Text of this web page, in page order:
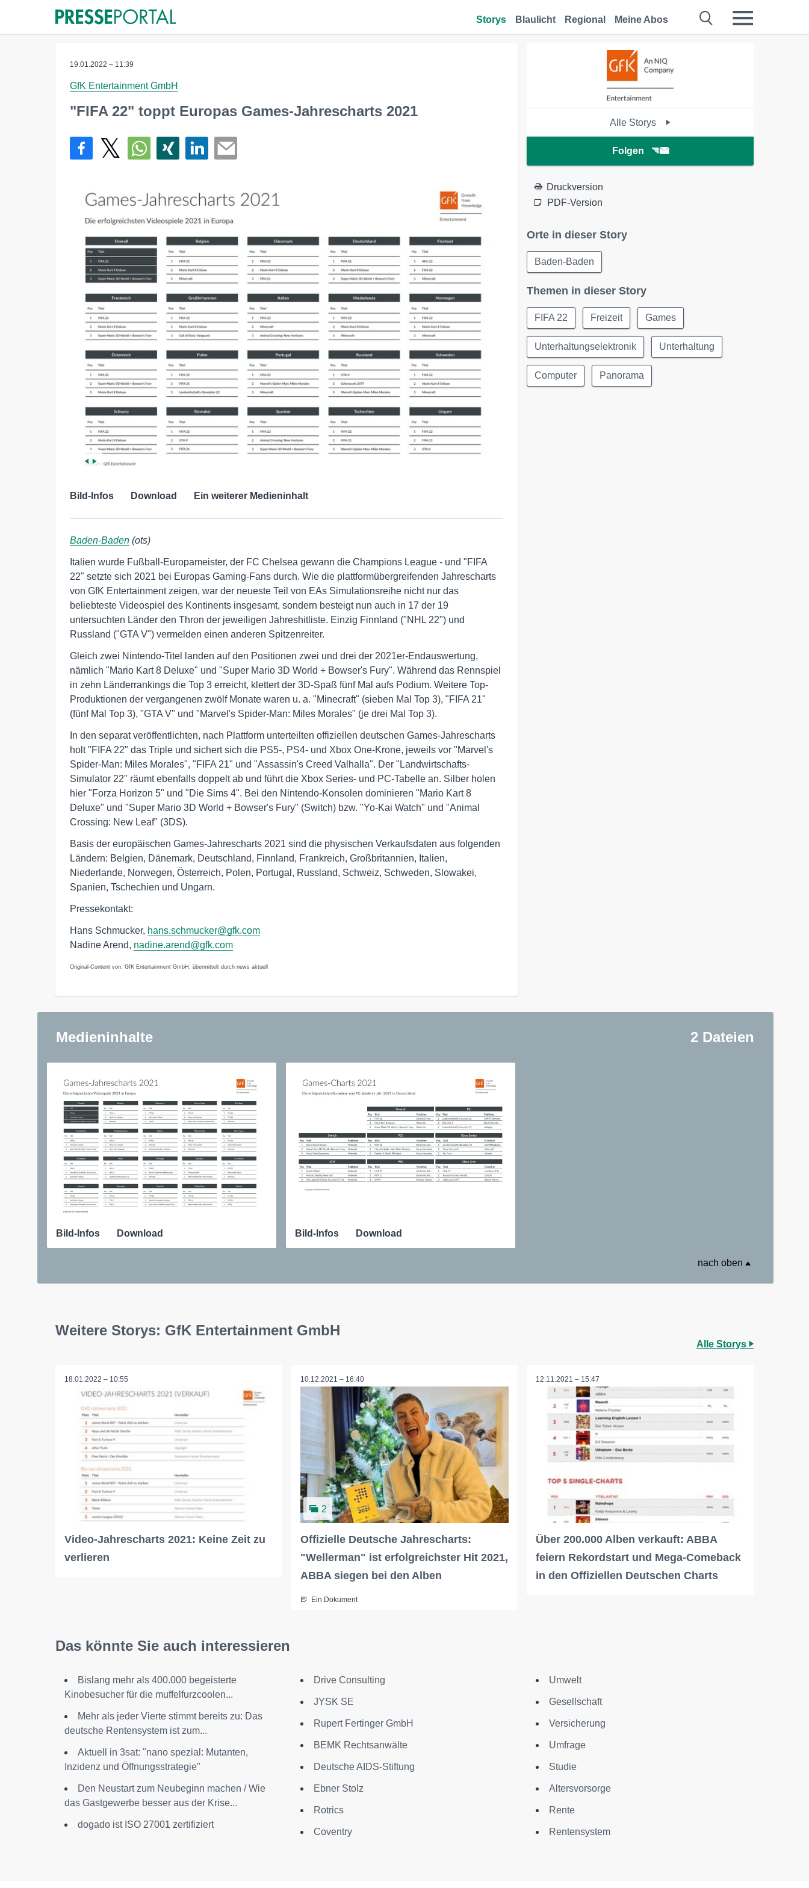
Storys Blaulicht Regional Meine Abos
19.01.2022 – 11:39
GfK Entertainment GmbH
"FIFA 22" toppt Europas Games-Jahrescharts 2021
Bild-Infos Download Ein weiterer Medieninhalt
Baden-Baden (ots)
Italien wurde Fußball-Europameister, der FC Chelsea gewann die Champions League - und "FIFA
22" setzte sich 2021 bei Europas Gaming-Fans durch. Wie die plattformübergreifenden Jahrescharts
von GfK Entertainment zeigen, war der neueste Teil von EAs Simulationsreihe nicht nur das
beliebteste Videospiel des Kontinents insgesamt, sondern besteigt nun auch in 17 der 19
untersuchten Länder den Thron der jeweiligen Jahreshitliste. Einzig Finnland ("NHL 22") und
Russland ("GTA V") vermelden einen anderen Spitzenreiter.
Gleich zwei Nintendo-Titel landen auf den Positionen zwei und drei der 2021er-Endauswertung,
nämlich "Mario Kart 8 Deluxe" und "Super Mario 3D World + Bowser's Fury". Während das Rennspiel
in zehn Länderrankings die Top 3 erreicht, klettert der 3D-Spaß fünf Mal aufs Podium. Weitere Top-
Produktionen der vergangenen zwölf Monate waren u. a. "Minecraft" (sieben Mal Top 3), "FIFA 21"
(fünf Mal Top 3), "GTA V" und "Marvel's Spider-Man: Miles Morales" (je drei Mal Top 3).
In den separat veröffentlichten, nach Plattform unterteilten offiziellen deutschen Games-Jahrescharts
holt "FIFA 22" das Triple und sichert sich die PS5-, PS4- und Xbox One-Krone, jeweils vor "Marvel's
Spider-Man: Miles Morales", "FIFA 21" und "Assassin's Creed Valhalla". Der "Landwirtschafts-
Simulator 22" räumt ebenfalls doppelt ab und führt die Xbox Series- und PC-Tabelle an. Silber holen
hier "Forza Horizon 5" und "Die Sims 4". Bei den Nintendo-Konsolen dominieren "Mario Kart 8
Deluxe" und "Super Mario 3D World + Bowser's Fury" (Switch) bzw. "Yo-Kai Watch" und "Animal
Crossing: New Leaf" (3DS).
Basis der europäischen Games-Jahrescharts 2021 sind die physischen Verkaufsdaten aus folgenden
Ländern: Belgien, Dänemark, Deutschland, Finnland, Frankreich, Großbritannien, Italien,
Niederlande, Norwegen, Österreich, Polen, Portugal, Russland, Schweiz, Schweden, Slowakei,
Spanien, Tschechien und Ungarn.
Pressekontakt:
Hans Schmucker, hans.schmucker@gfk.com
Nadine Arend, nadine.arend@gfk.com
Original-Content von: GfK Entertainment GmbH, übermittelt durch news aktuell
Alle Storys
Folgen
Druckversion
PDF-Version
Orte in dieser Story
Baden-Baden
Themen in dieser Story
FIFA 22 Freizeit Games
Unterhaltungselektronik Unterhaltung
Computer Panorama
Medieninhalte 2 Dateien
Bild-Infos Download Bild-Infos Download
nach oben
Weitere Storys: GfK Entertainment GmbH
Alle Storys
18.01.2022 – 10:55
Video-Jahrescharts 2021: Keine Zeit zu
verlieren
10.12.2021 – 16:40
2
Offizielle Deutsche Jahrescharts:
"Wellerman" ist erfolgreichster Hit 2021,
ABBA siegen bei den Alben
Ein Dokument
12.11.2021 – 15:47
Über 200.000 Alben verkauft: ABBA
feiern Rekordstart und Mega-Comeback
in den Offiziellen Deutschen Charts
Das könnte Sie auch interessieren
Bislang mehr als 400.000 begeisterte
Kinobesucher für die muffelfurzcoolen...
Mehr als jeder Vierte stimmt bereits zu: Das
deutsche Rentensystem ist zum...
Aktuell in 3sat: "nano spezial: Mutanten,
Inzidenz und Öffnungsstrategie"
Den Neustart zum Neubeginn machen / Wie
das Gastgewerbe besser aus der Krise...
dogado ist ISO 27001 zertifiziert
Drive Consulting
JYSK SE
Rupert Fertinger GmbH
BEMK Rechtsanwälte
Deutsche AIDS-Stiftung
Ebner Stolz
Rotrics
Coventry
Umwelt
Gesellschaft
Versicherung
Umfrage
Studie
Altersvorsorge
Rente
Rentensystem